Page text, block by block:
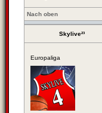
Nach oben
Skylive²³
Europaliga